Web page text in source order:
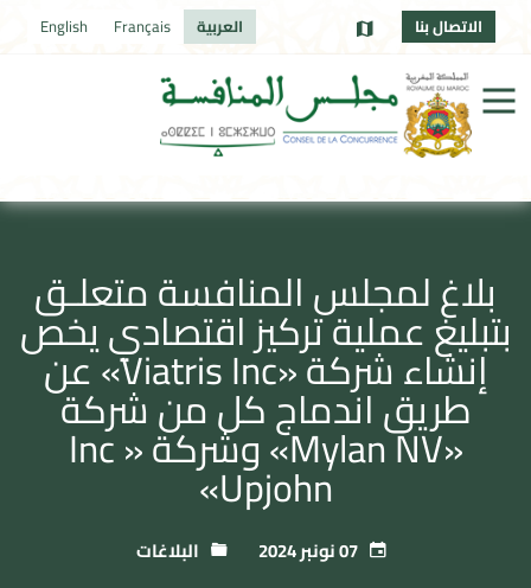
الاتصال بنا العربية Français
English
بلاغ لمجلس المنافسة متعلـق
بتبليغ عملية تركيز اقتصادي يخص
إنشاء شركة «Viatris Inc» عن
طريق اندماج كل من شركة
«Mylan NV» وشركة Inc »
«Upjohn
البلاغات